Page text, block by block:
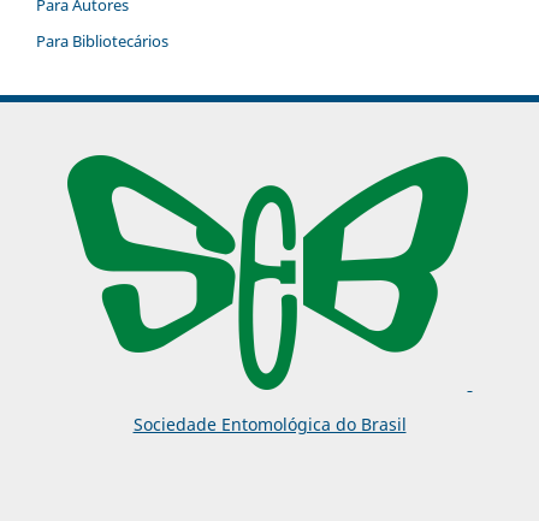
Para Autores
Para Bibliotecários
Sociedade Entomológica do Brasil